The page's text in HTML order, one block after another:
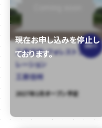
建築中
工房信州・フォレストコーポ
レーション
工房信州
2027年1月オープン予定